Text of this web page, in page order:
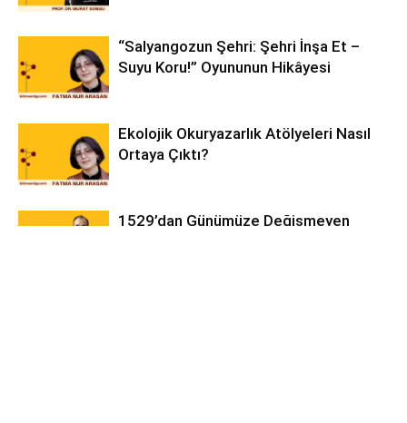
“Salyangozun Şehri: Şehri İnşa Et –
Suyu Koru!” Oyununun Hikâyesi
Ekolojik Okuryazarlık Atölyeleri Nasıl
Ortaya Çıktı?
1529’dan Günümüze Değişmeyen